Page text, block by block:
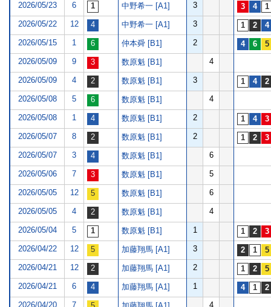
2026/05/23 6 中野希一 [A1] 3
2026/05/22 12 中野希一 [A1] 3
2026/05/15 1 仲本舜 [B1] 2
2026/05/09 9 数原魁 [B1] 4
2026/05/09 4 数原魁 [B1] 3
2026/05/08 5 数原魁 [B1] 4
2026/05/08 1 数原魁 [B1] 2
2026/05/07 8 数原魁 [B1] 2
2026/05/07 3 数原魁 [B1] 6
2026/05/06 7 数原魁 [B1] 5
2026/05/05 12 数原魁 [B1] 6
2026/05/05 4 数原魁 [B1] 4
2026/05/04 5 数原魁 [B1] 1
2026/04/22 12 加藤翔馬 [A1] 3
2026/04/21 12 加藤翔馬 [A1] 2
2026/04/21 6 加藤翔馬 [A1] 1
2026/04/20 7 4